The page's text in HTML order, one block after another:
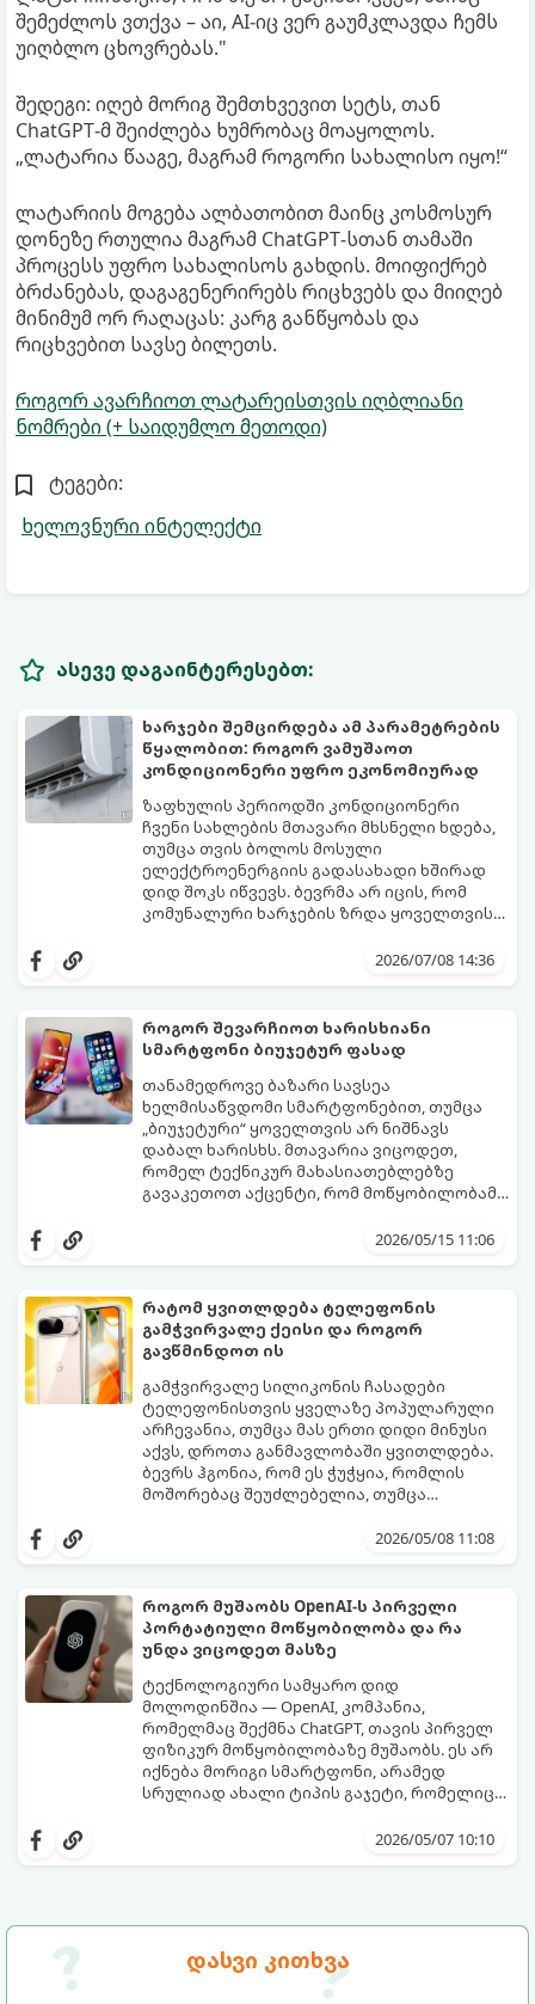
დასვი კითხვა
შემეძლოს ვთქვა – აი, AI-იც ვერ გაუმკლავდა ჩემს
უიღბლო ცხოვრებას."
შედეგი: იღებ მორიგ შემთხვევით სეტს, თან
ChatGPT-მ შეიძლება ხუმრობაც მოაყოლოს.
„ლატარია წააგე, მაგრამ როგორი სახალისო იყო!“
ლატარიის მოგება ალბათობით მაინც კოსმოსურ
დონეზე რთულია მაგრამ ChatGPT-სთან თამაში
პროცესს უფრო სახალისოს გახდის. მოიფიქრებ
ბრძანებას, დაგაგენერირებს რიცხვებს და მიიღებ
მინიმუმ ორ რაღაცას: კარგ განწყობას და
რიცხვებით სავსე ბილეთს.
როგორ ავარჩიოთ ლატარეისთვის იღბლიანი
ნომრები (+ საიდუმლო მეთოდი)
ტეგები:
ხელოვნური ინტელექტი
ასევე დაგაინტერესებთ:
ხარჯები შემცირდება ამ პარამეტრების
წყალობით: როგორ ვამუშაოთ
კონდიციონერი უფრო ეკონომიურად
ზაფხულის პერიოდში კონდიციონერი
ჩვენი სახლების მთავარი მხსნელი ხდება,
თუმცა თვის ბოლოს მოსული
ელექტროენერგიის გადასახადი ხშირად
დიდ შოკს იწვევს. ბევრმა არ იცის, რომ
კომუნალური ხარჯების ზრდა ყოველთვის
მიზეზი მისი არასწორი ექსპლუატაცია და
პარამეტრი, რომლებიც დაგეხმარებათ
ბიუჯეტი.
გთავაზობთ ეკონომიური მუშაობის
მთავარ ხრიკებს:
2026/07/08 14:36
როგორ შევარჩიოთ ხარისხიანი
სმარტფონი ბიუჯეტურ ფასად
თანამედროვე ბაზარი სავსეა
ხელმისაწვდომი სმარტფონებით, თუმცა
„ბიუჯეტური“ ყოველთვის არ ნიშნავს
დაბალ ხარისხს. მთავარია ვიცოდეთ,
რომელ ტექნიკურ მახასიათებლებზე
გავაკეთოთ აქცენტი, რომ მოწყობილობამ
2026/05/15 11:06
რატომ ყვითლდება ტელეფონის
გამჭვირვალე ქეისი და როგორ
გავწმინდოთ ის
გამჭვირვალე სილიკონის ჩასადები
ტელეფონისთვის ყველაზე პოპულარული
არჩევანია, თუმცა მას ერთი დიდი მინუსი
აქვს, დროთა განმავლობაში ყვითლდება.
ბევრს ჰგონია, რომ ეს ჭუჭყია, რომლის
მოშორებაც შეუძლებელია, თუმცა
პირვანდელ სახეს დაუბრუნებს.2026/05/08 11:08
როგორ მუშაობს OpenAI-ს პირველი
პორტატიული მოწყობილობა და რა
უნდა ვიცოდეთ მასზე
ტექნოლოგიური სამყარო დიდ
მოლოდინშია — OpenAI, კომპანია,
რომელმაც შექმნა ChatGPT, თავის პირველ
ფიზიკურ მოწყობილობაზე მუშაობს. ეს არ
იქნება მორიგი სმარტფონი, არამედ
სრულიად ახალი ტიპის გაჯეტი, რომელიც
დეტალებია ცნობილი ამ მოწყობილობის
2026/05/07 10:10